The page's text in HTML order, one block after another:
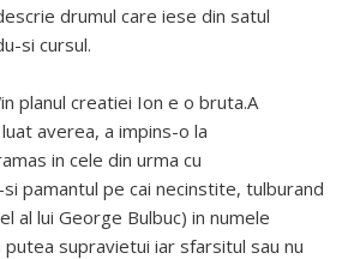
drumul care iese din satul
si cursul.
planul creatiei Ion e o bruta.A
averea, a impins-o la
in cele din urma cu
si pamantul pe cai necinstite, tulburand
al lui George Bulbuc) in numele
putea supravietui iar sfarsitul sau nu